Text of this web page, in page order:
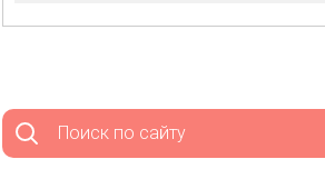
Поиск по сайту